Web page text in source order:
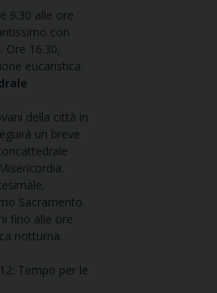
9.30 alle ore
con
Ore 16.30,
eucaristica.
della città in
un breve
Sacramento.
fino alle ore
notturna.
Tempo per le